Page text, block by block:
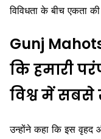
विविधता के बीच एकता
Gunj
कि हमारी
विश्व में
उन्होंने कहा कि इस